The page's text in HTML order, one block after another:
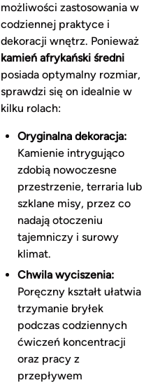
możliwości zastosowania w
codziennej praktyce i
dekoracji wnętrz. Ponieważ
kamień afrykański średni
posiada optymalny rozmiar,
sprawdzi się on idealnie w
kilku rolach:
Oryginalna dekoracja:
Kamienie intrygująco
zdobią nowoczesne
przestrzenie, terraria lub
szklane misy, przez co
nadają otoczeniu
tajemniczy i surowy
klimat.
Chwila wyciszenia:
Poręczny kształt ułatwia
trzymanie bryłek
podczas codziennych
ćwiczeń koncentracji
oraz pracy z
przepływem